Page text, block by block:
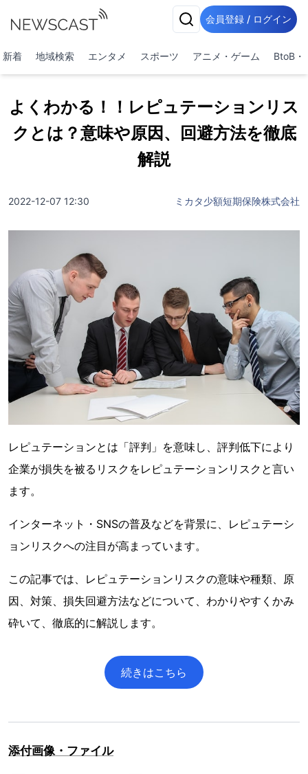
会員登録 / ログイン
新着 地域検索 エンタメ スポーツ アニメ・ゲーム BtoB・
よくわかる！！レピュテーションリス
クとは？意味や原因、回避方法を徹底
解説
2022-12-07 12:30 ミカタ少額短期保険株式会社
レピュテーションとは「評判」を意味し、評判低下により
企業が損失を被るリスクをレピュテーションリスクと言い
ます。
インターネット・SNSの普及などを背景に、レピュテーシ
ョンリスクへの注目が高まっています。
この記事では、レピュテーションリスクの意味や種類、原
因、対策、損失回避方法などについて、わかりやすくかみ
砕いて、徹底的に解説します。
続きはこちら
添付画像・ファイル